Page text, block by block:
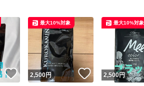
いいね！
2,500円 いいね！
最大10%対象
2,500円
最大10%対象